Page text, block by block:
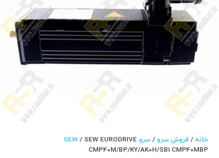
خانه / فروش سرو /سرو SEW/ SEW EURODRIVE
CMP40M/BP/KY/AK0H/SB1 CMP40MBP